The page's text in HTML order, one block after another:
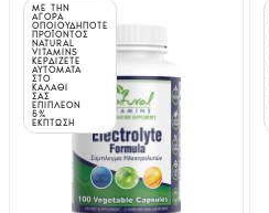
ΜΕ ΤΗΝ
ΑΓΟΡΑ
ΟΠΟΙΟΥΔΗΠΟΤΕ
ΠΡΟΪΟΝΤΟΣ
NATURAL
VITAMINS
ΚΕΡΔΙΖΕΤΕ
ΑΥΤΟΜΑΤΑ
ΣΤΟ
ΚΑΛΑΘΙ
ΣΑΣ
ΕΠΙΠΛΕΟΝ
5%
ΕΚΠΤΩΣΗ